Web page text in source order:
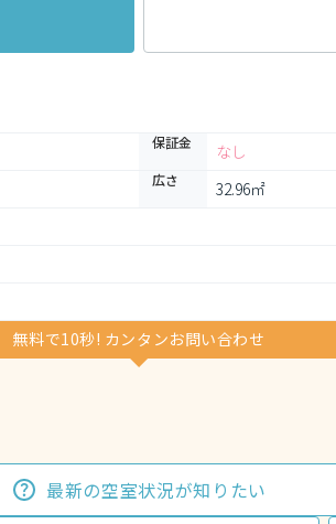
保証金 なし
広さ 32.96㎡
無料で10秒! カンタンお問い合わせ
最新の空室状況が知りたい